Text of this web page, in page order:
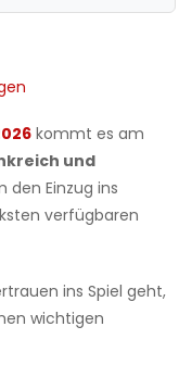
kommt es am
und
den Einzug ins
verfügbaren
ins Spiel geht,
wichtigen